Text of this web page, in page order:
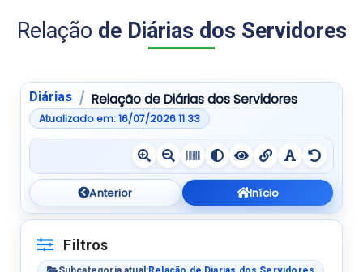
Relação de Diárias dos Servidores